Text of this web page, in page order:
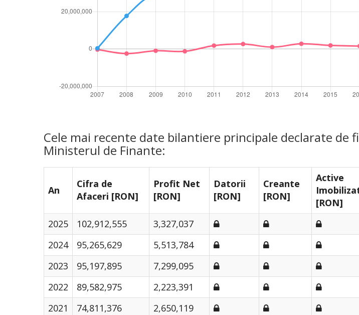
Cele mai recente date bilantiere principale declarate de
Ministerul de Finante:
An
Cifra de
Afaceri [RON]
Profit Net
[RON]
Datorii
[RON]
Creante
[RON]
Active
[RON]
2025 102,912,555
3,327,037
2024
95,265,629
5,513,784
2023
95,197,895
7,299,095
2022
89,582,975
2,223,391
2021
74,811,376 2,650,119